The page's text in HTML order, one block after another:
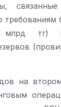
требованиям
млрд тг)
на